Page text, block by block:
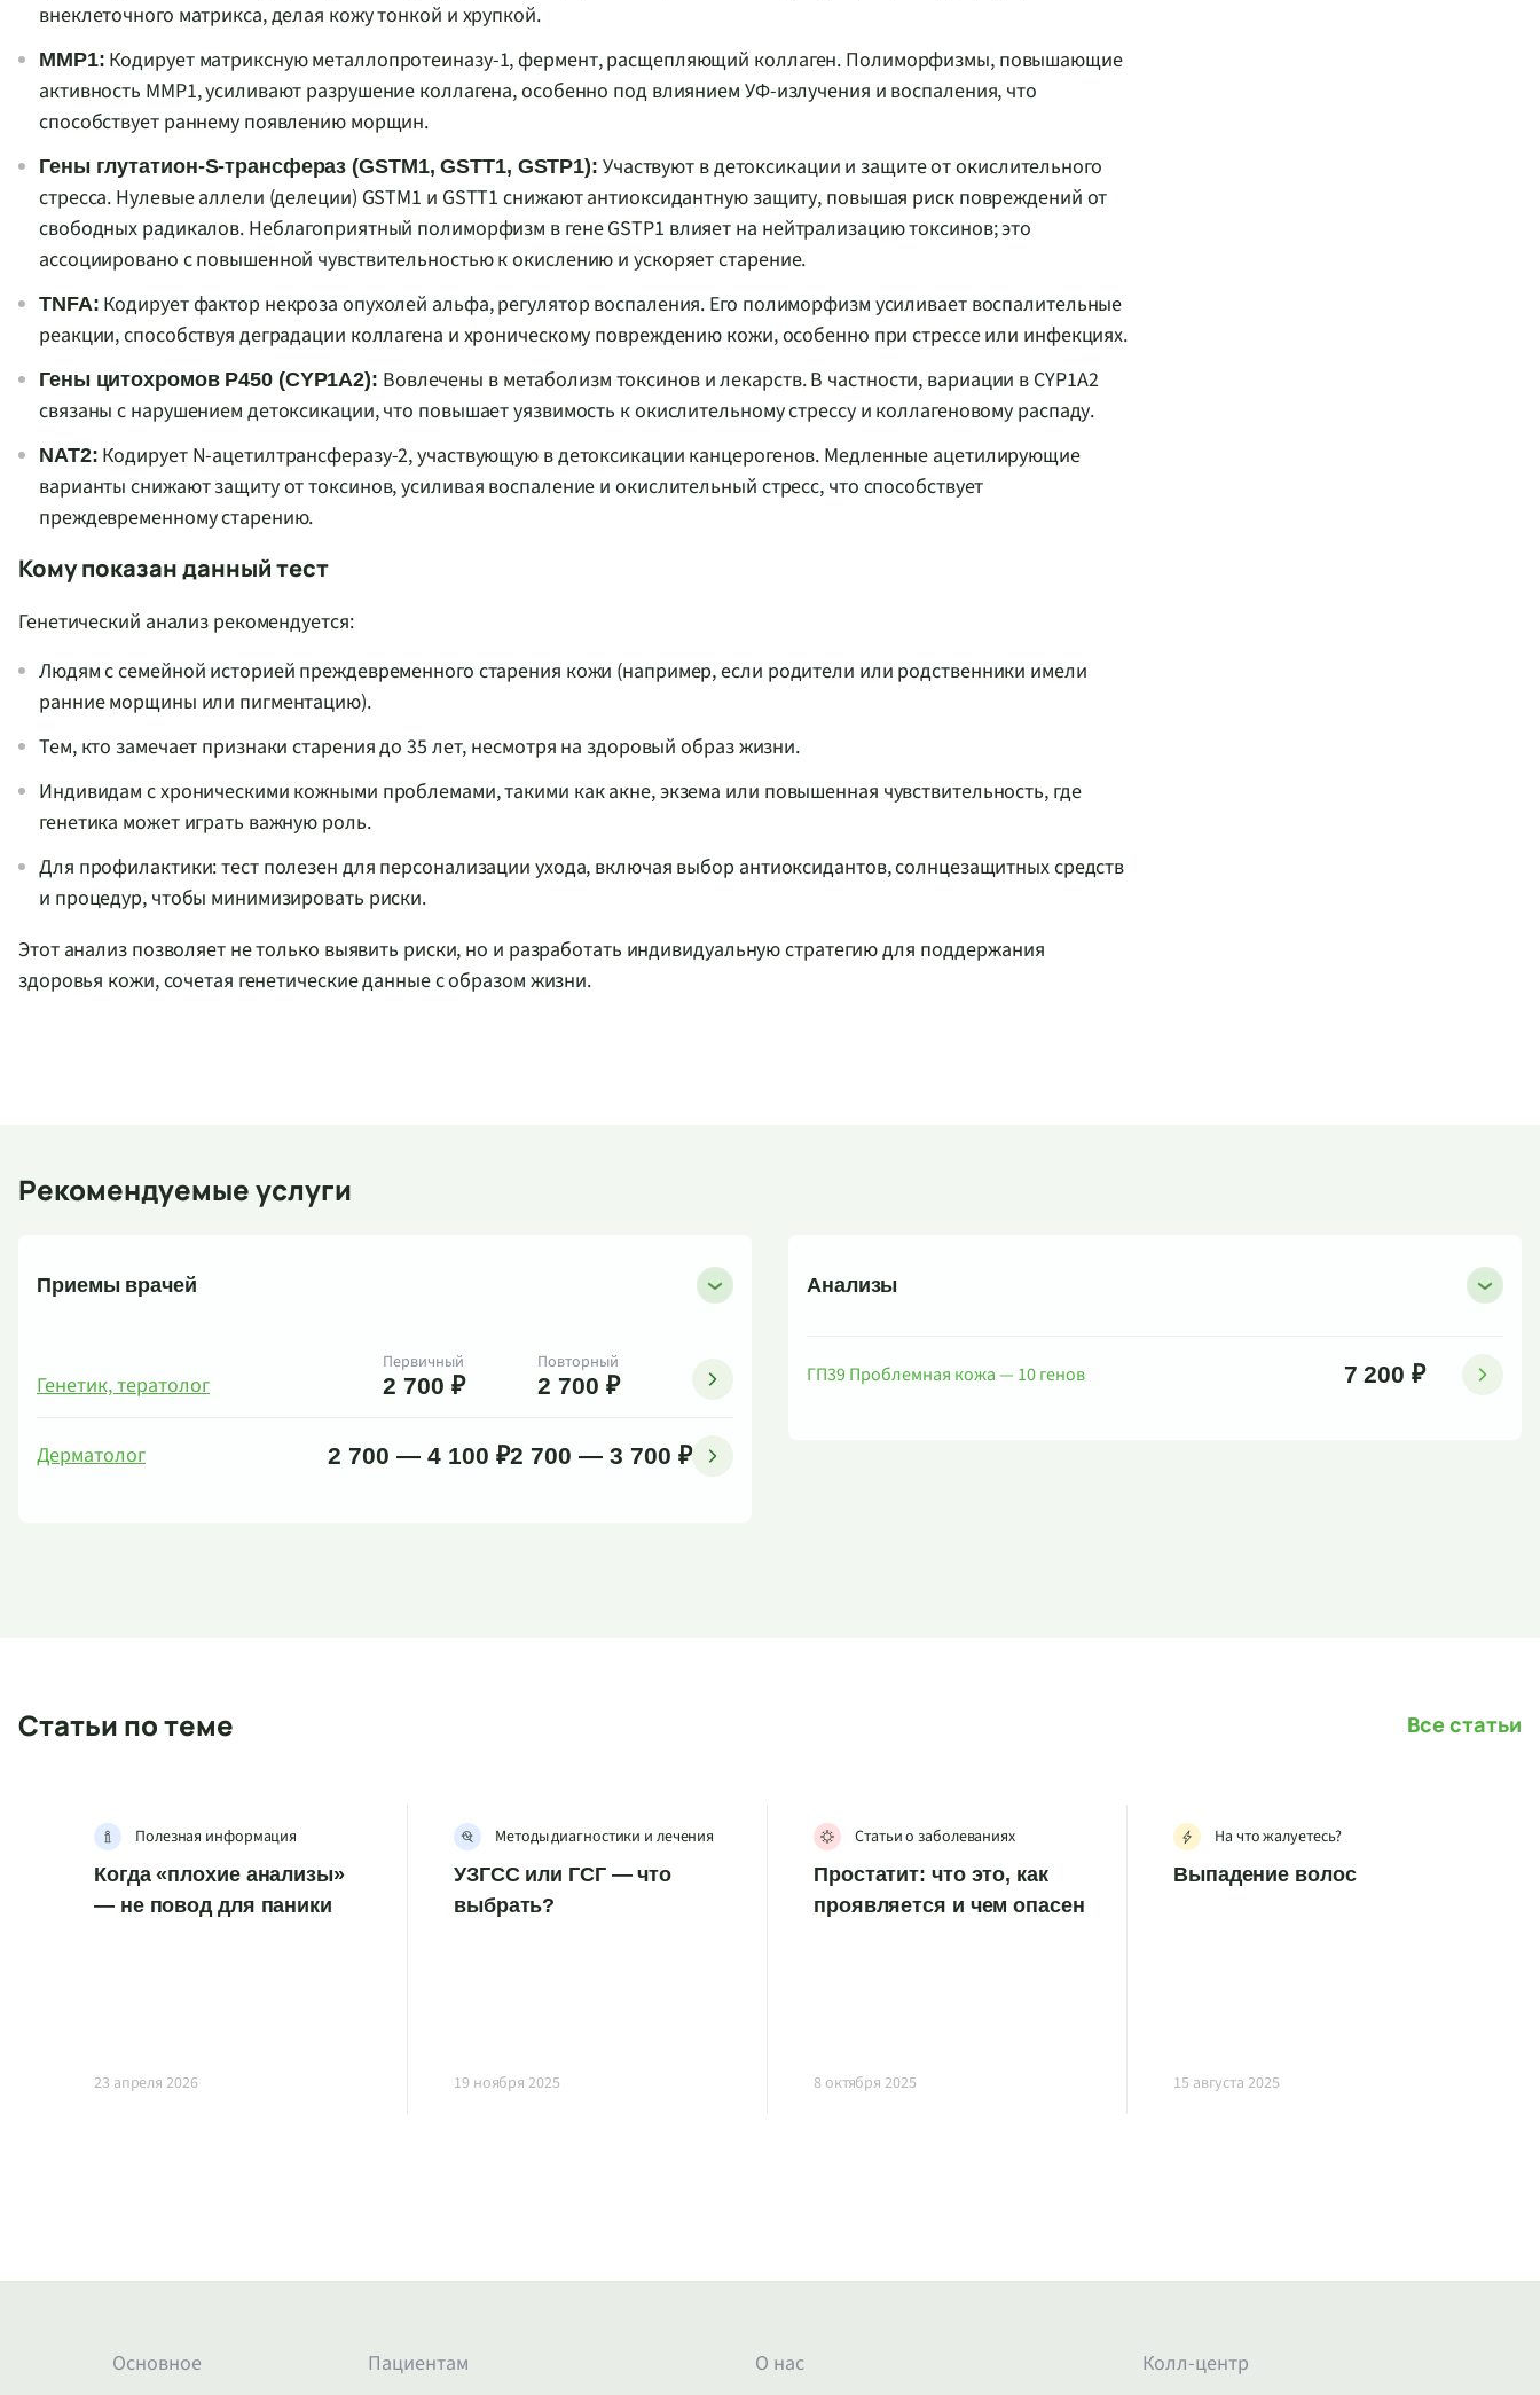
внеклеточного матрикса, делая кожу тонкой и хрупкой.
MMP1: Кодирует матриксную металлопротеиназу-1, фермент, расщепляющий коллаген. Полиморфизмы, повышающие
активность MMP1, усиливают разрушение коллагена, особенно под влиянием УФ-излучения и воспаления, что
способствует раннему появлению морщин.
Гены глутатион-S-трансфераз (GSTM1, GSTT1, GSTP1): Участвуют в детоксикации и защите от окислительного
стресса. Нулевые аллели (делеции) GSTM1 и GSTT1 снижают антиоксидантную защиту, повышая риск повреждений от
свободных радикалов. Неблагоприятный полиморфизм в гене GSTP1 влияет на нейтрализацию токсинов; это
ассоциировано с повышенной чувствительностью к окислению и ускоряет старение.
TNFA: Кодирует фактор некроза опухолей альфа, регулятор воспаления. Его полиморфизм усиливает воспалительные
реакции, способствуя деградации коллагена и хроническому повреждению кожи, особенно при стрессе или инфекциях.
Гены цитохромов P450 (CYP1A2): Вовлечены в метаболизм токсинов и лекарств. В частности, вариации в CYP1A2
связаны с нарушением детоксикации, что повышает уязвимость к окислительному стрессу и коллагеновому распаду.
NAT2: Кодирует N-ацетилтрансферазу-2, участвующую в детоксикации канцерогенов. Медленные ацетилирующие
варианты снижают защиту от токсинов, усиливая воспаление и окислительный стресс, что способствует
преждевременному старению.
Кому показан данный тест
Генетический анализ рекомендуется:
Людям с семейной историей преждевременного старения кожи (например, если родители или родственники имели
ранние морщины или пигментацию).
Тем, кто замечает признаки старения до 35 лет, несмотря на здоровый образ жизни.
Индивидам с хроническими кожными проблемами, такими как акне, экзема или повышенная чувствительность, где
генетика может играть важную роль.
Для профилактики: тест полезен для персонализации ухода, включая выбор антиоксидантов, солнцезащитных средств
и процедур, чтобы минимизировать риски.
Этот анализ позволяет не только выявить риски, но и разработать индивидуальную стратегию для поддержания
здоровья кожи, сочетая генетические данные с образом жизни.
Рекомендуемые услуги
Приемы врачей
Генетик, тератолог
Первичный
2 700 ₽
Повторный
2 700 ₽
Дерматолог 2 700 — 4 100 ₽2 700 — 3 700 ₽
Анализы
ГП39 Проблемная кожа — 10 генов 7 200 ₽
Статьи по теме Все статьи
Полезная информация
Когда «плохие анализы»
— не повод для паники
23 апреля 2026
Методы диагностики и лечения
УЗГСС или ГСГ — что
выбрать?
19 ноября 2025
Статьи о заболеваниях
Простатит: что это, как
проявляется и чем опасен
8 октября 2025
На что жалуетесь?
Выпадение волос
15 августа 2025
Основное Пациентам О нас Колл-центр